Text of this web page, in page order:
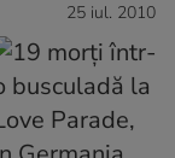
25 iul. 2010